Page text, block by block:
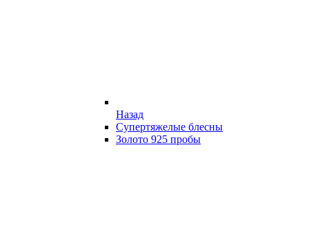
Назад
Супертяжелые блесны
Золото 925 пробы